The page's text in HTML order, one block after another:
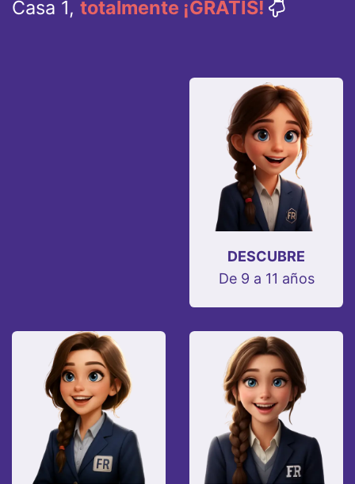
Casa 1, totalmente ¡GRATIS!
DESCUBRE
De 9 a 11 años